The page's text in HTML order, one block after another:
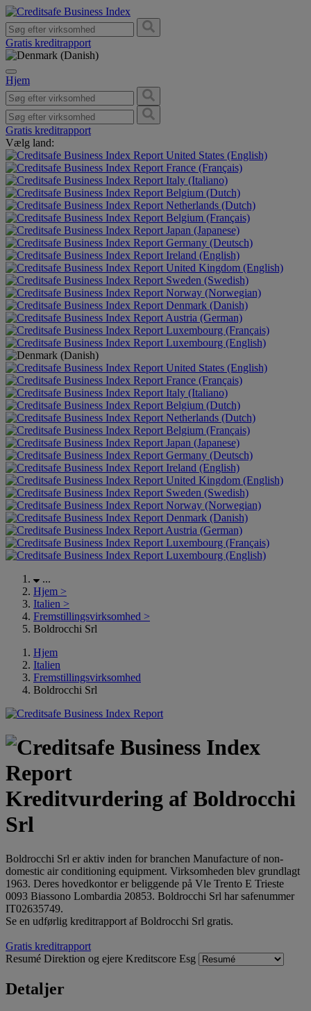
Gratis kreditrapport
Hjem
Gratis kreditrapport
Vælg land:
United States (English)
France (Français)
Italy (Italiano)
Belgium (Dutch)
Netherlands (Dutch)
Belgium (Français)
Japan (Japanese)
Germany (Deutsch)
Ireland (English)
United Kingdom (English)
Sweden (Swedish)
Norway (Norwegian)
Denmark (Danish)
Austria (German)
Luxembourg (Français)
Luxembourg (English)
United States (English)
France (Français)
Italy (Italiano)
Belgium (Dutch)
Netherlands (Dutch)
Belgium (Français)
Japan (Japanese)
Germany (Deutsch)
Ireland (English)
United Kingdom (English)
Sweden (Swedish)
Norway (Norwegian)
Denmark (Danish)
Austria (German)
Luxembourg (Français)
Luxembourg (English)
...
Hjem >
Italien >
Fremstillingsvirksomhed >
Boldrocchi Srl
Hjem
Italien
Fremstillingsvirksomhed
Boldrocchi Srl
Kreditvurdering af Boldrocchi
Srl
Boldrocchi Srl er aktiv inden for branchen Manufacture of non-
domestic air conditioning equipment. Virksomheden blev grundlagt
1963. Deres hovedkontor er beliggende på Vle Trento E Trieste
0093 Biassono Lombardia 20853. Boldrocchi Srl har safenummer
IT02635749.
Se en udførlig kreditrapport af Boldrocchi Srl gratis.
Gratis kreditrapport
Resumé Direktion og ejere Kreditscore Esg
Detaljer